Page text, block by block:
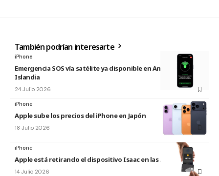
También podrían interesarte
iPhone
Emergencia SOS vía satélite ya disponible en Andorra e
Islandia
24 Julio 2026
iPhone
Apple sube los precios del iPhone en Japón
18 Julio 2026
iPhone
Apple está retirando el dispositivo Isaac en las Apple Store
14 Julio 2026